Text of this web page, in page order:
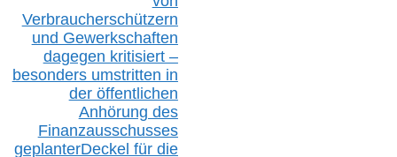
Verbraucherschützern
und Gewerkschaften
dagegen kritisiert –
besonders umstritten in
der öffentlichen
Anhörung des
Finanzausschusses
geplanterDeckel für die